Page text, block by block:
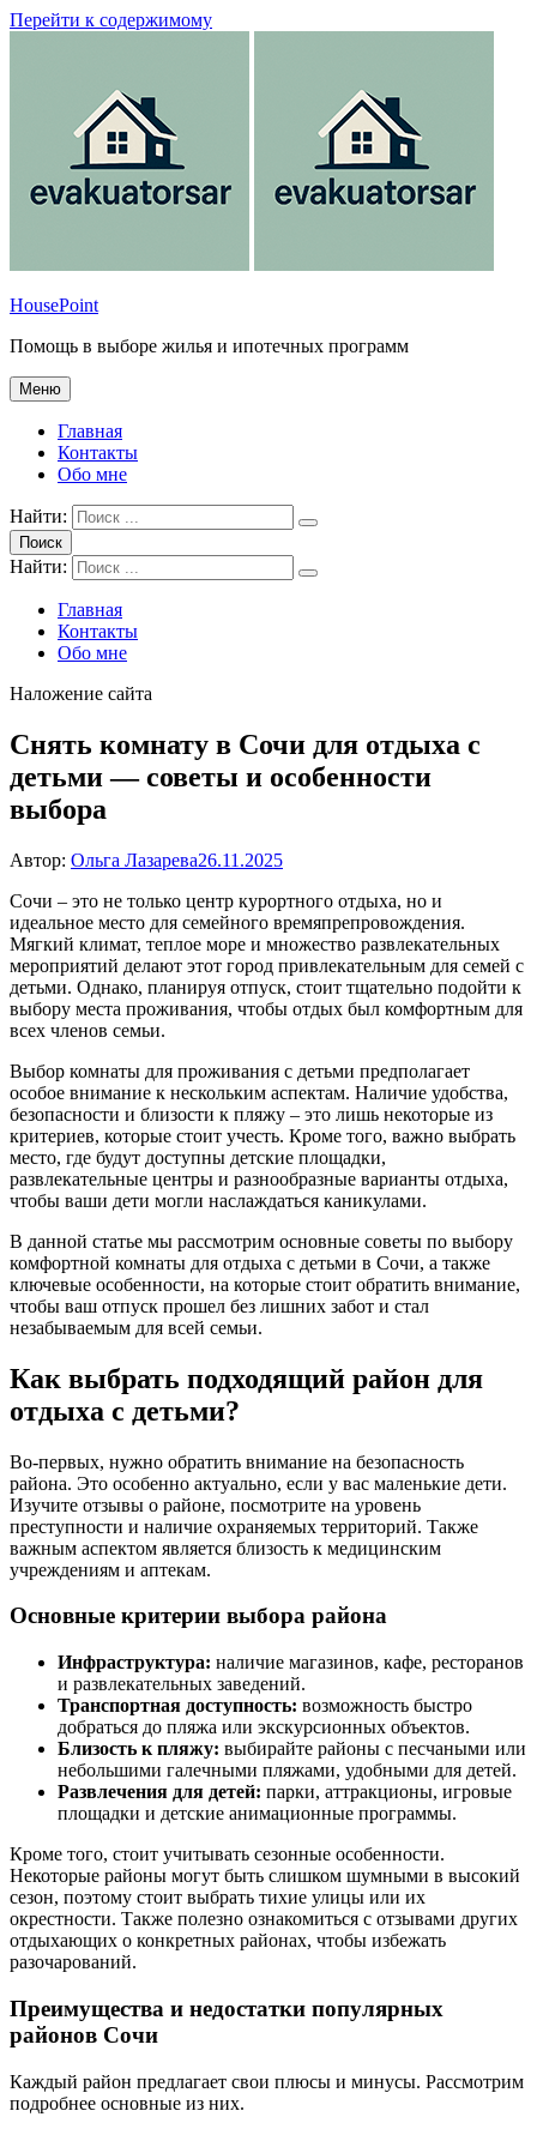
Перейти к содержимому
HousePoint
Помощь в выборе жилья и ипотечных программ
Меню
Главная
Контакты
Обо мне
Найти:
Поиск
Найти:
Главная
Контакты
Обо мне
Наложение сайта
Снять комнату в Сочи для отдыха с
детьми — советы и особенности
выбора
Автор: Ольга Лазарева26.11.2025
Сочи – это не только центр курортного отдыха, но и
идеальное место для семейного времяпрепровождения.
Мягкий климат, теплое море и множество развлекательных
мероприятий делают этот город привлекательным для семей с
детьми. Однако, планируя отпуск, стоит тщательно подойти к
выбору места проживания, чтобы отдых был комфортным для
всех членов семьи.
Выбор комнаты для проживания с детьми предполагает
особое внимание к нескольким аспектам. Наличие удобства,
безопасности и близости к пляжу – это лишь некоторые из
критериев, которые стоит учесть. Кроме того, важно выбрать
место, где будут доступны детские площадки,
развлекательные центры и разнообразные варианты отдыха,
чтобы ваши дети могли наслаждаться каникулами.
В данной статье мы рассмотрим основные советы по выбору
комфортной комнаты для отдыха с детьми в Сочи, а также
ключевые особенности, на которые стоит обратить внимание,
чтобы ваш отпуск прошел без лишних забот и стал
незабываемым для всей семьи.
Как выбрать подходящий район для
отдыха с детьми?
Во-первых, нужно обратить внимание на безопасность
района. Это особенно актуально, если у вас маленькие дети.
Изучите отзывы о районе, посмотрите на уровень
преступности и наличие охраняемых территорий. Также
важным аспектом является близость к медицинским
учреждениям и аптекам.
Основные критерии выбора района
Инфраструктура: наличие магазинов, кафе, ресторанов
и развлекательных заведений.
Транспортная доступность: возможность быстро
добраться до пляжа или экскурсионных объектов.
Близость к пляжу: выбирайте районы с песчаными или
небольшими галечными пляжами, удобными для детей.
Развлечения для детей: парки, аттракционы, игровые
площадки и детские анимационные программы.
Кроме того, стоит учитывать сезонные особенности.
Некоторые районы могут быть слишком шумными в высокий
сезон, поэтому стоит выбрать тихие улицы или их
окрестности. Также полезно ознакомиться с отзывами других
отдыхающих о конкретных районах, чтобы избежать
разочарований.
Преимущества и недостатки популярных
районов Сочи
Каждый район предлагает свои плюсы и минусы. Рассмотрим
подробнее основные из них.